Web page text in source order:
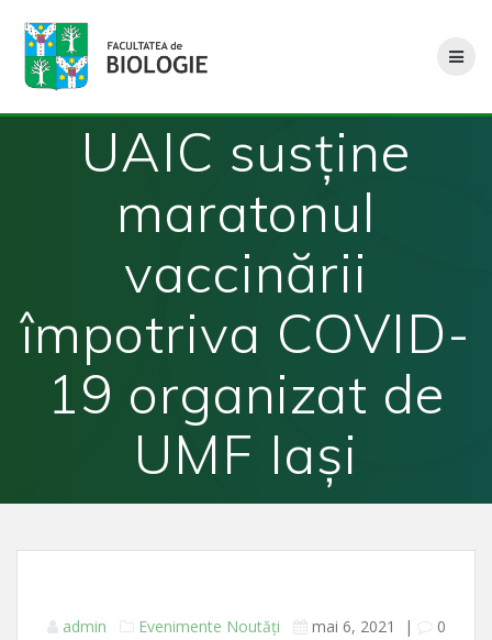
UAIC susține
maratonul
vaccinării
împotriva COVID-
19 organizat de
UMF Iași
admin Evenimente Noutăți mai 6, 2021 | 0